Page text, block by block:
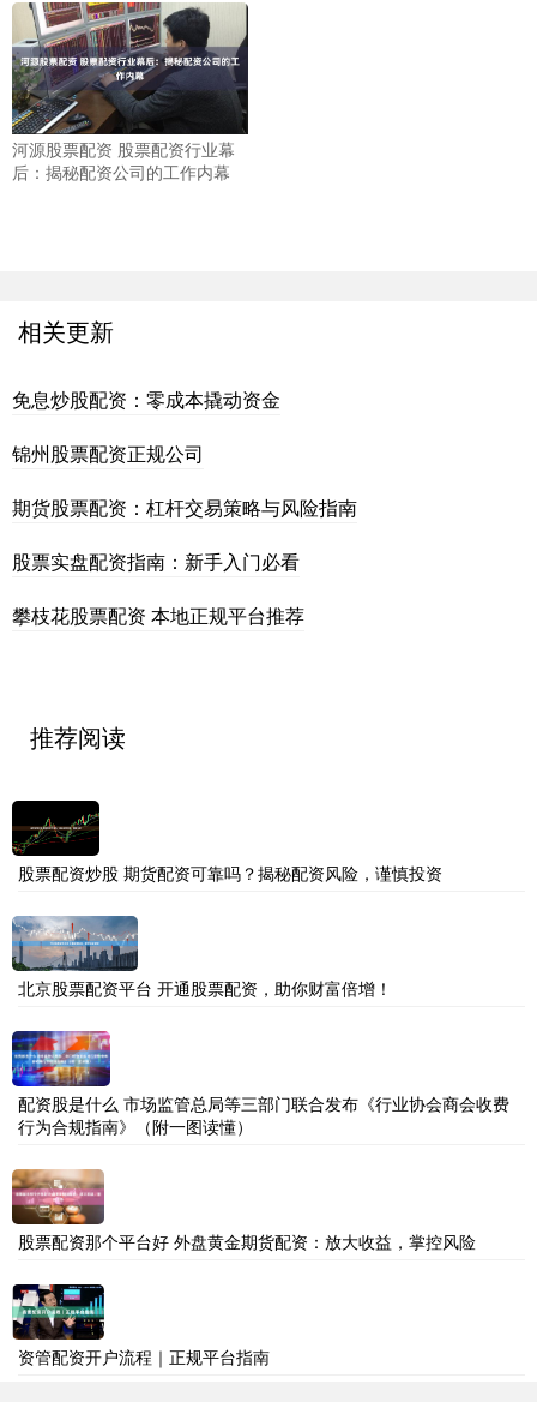
河源股票配资 股票配资行业幕
后：揭秘配资公司的工作内幕
相关更新
免息炒股配资：零成本撬动资金
锦州股票配资正规公司
期货股票配资：杠杆交易策略与风险指南
股票实盘配资指南：新手入门必看
攀枝花股票配资 本地正规平台推荐
推荐阅读
股票配资炒股 期货配资可靠吗？揭秘配资风险，谨慎投资
北京股票配资平台 开通股票配资，助你财富倍增！
配资股是什么 市场监管总局等三部门联合发布《行业协会商会收费
行为合规指南》（附一图读懂）
股票配资那个平台好 外盘黄金期货配资：放大收益，掌控风险
资管配资开户流程｜正规平台指南